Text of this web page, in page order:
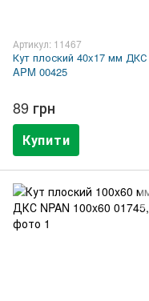
Артикул: 11467
Кут плоский 40x17 мм ДКС
APM 00425
89 грн
Купити